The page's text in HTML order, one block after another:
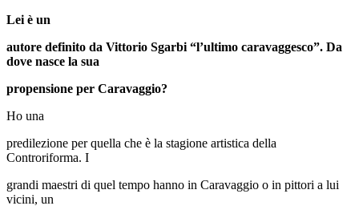
Lei è un
autore definito da Vittorio Sgarbi “l’ultimo caravaggesco”. Da
dove nasce la sua
propensione per Caravaggio?
Ho una
predilezione per quella che è la stagione artistica della
Controriforma. I
grandi maestri di quel tempo hanno in Caravaggio o in pittori a lui
vicini, un